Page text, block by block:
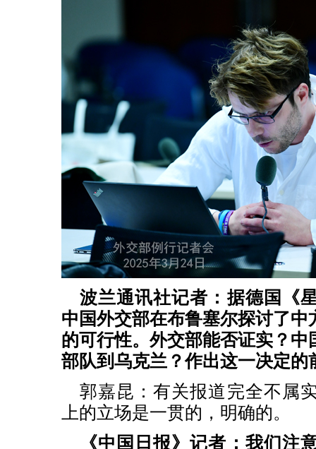
波兰通讯社记者：据德国《
中国外交部在布鲁塞尔探讨了中
的可行性。外交部能否证实？中
部队到乌克兰？作出这一决定的
郭嘉昆：有关报道完全不属
上的立场是一贯的，明确的。
《中国日报》记者：我们注